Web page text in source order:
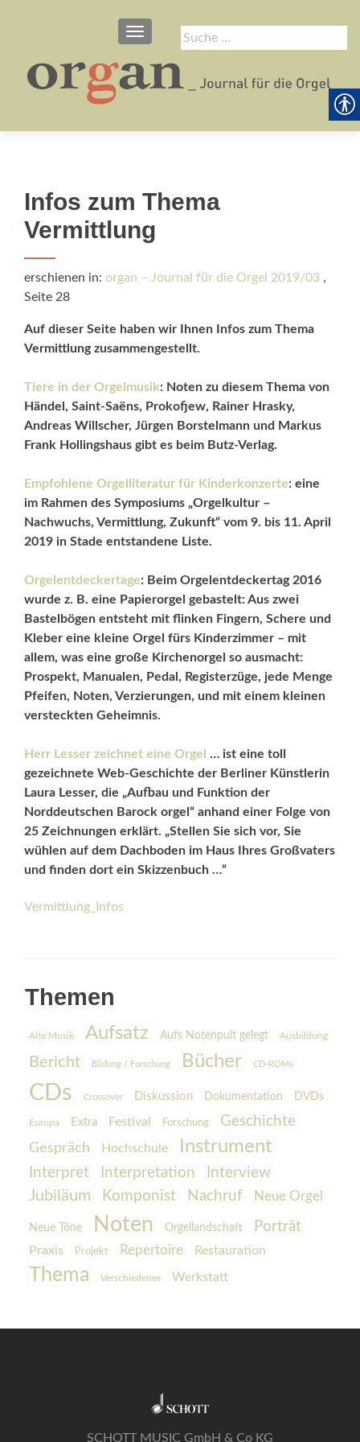
Suche
nach:
SCHALTE NAVIGATION
Infos zum Thema
Vermittlung
erschienen in: organ – Journal für die Orgel 2019/03 ,
Seite 28
Auf dieser Seite haben wir Ihnen Infos zum Thema
Vermittlung zusammengestellt.
Tiere in der Orgelmusik: Noten zu diesem Thema von
Händel, Saint-Saëns, Prokofjew, Rainer Hrasky,
Andreas Willscher, Jürgen Borstelmann und Markus
Frank Hollingshaus gibt es beim Butz-Verlag.
Empfohlene Orgelliteratur für Kinderkonzerte: eine
im Rahmen des Symposiums „Orgelkultur –
Nachwuchs, Vermittlung, Zukunft“ vom 9. bis 11. April
2019 in Stade entstandene Liste.
Orgelentdeckertage: Beim Orgelentdeckertag 2016
wurde z. B. eine Papierorgel gebastelt: Aus zwei
Bastelbögen entsteht mit flinken Fingern, Schere und
Kleber eine kleine Orgel fürs Kinderzimmer – mit
allem, was eine große Kirchenorgel so ausmacht:
Prospekt, Manualen, Pedal, Registerzüge, jede Menge
Pfeifen, Noten, Verzierungen, und mit einem kleinen
versteckten Geheimnis.
Herr Lesser zeichnet eine Orgel … ist eine toll
gezeichnete Web-Geschichte der Berliner Künstlerin
Laura Lesser, die „Aufbau und Funktion der
Norddeutschen Barock orgel“ anhand einer Folge von
25 Zeichnungen erklärt. „Stellen Sie sich vor, Sie
wühlen auf dem Dachboden im Haus Ihres Großvaters
und finden dort ein Skizzenbuch …“
Vermittlung_Infos
Themen
Alte Musik Aufsatz Aufs Notenpult gelegt Ausbildung
Bericht Bildung / Forschung Bücher CD-ROMs
CDs Crossover Diskussion Dokumentation DVDs
Europa Extra Festival Forschung Geschichte
Gespräch Hochschule Instrument
Interpret Interpretation
Interview
Jubiläum
Komponist Nachruf Neue Orgel
Neue Töne Noten Orgellandschaft Porträt
Praxis Projekt Repertoire Restauration
Thema Verschiedenes Werkstatt
SCHOTT MUSIC GmbH & Co KG